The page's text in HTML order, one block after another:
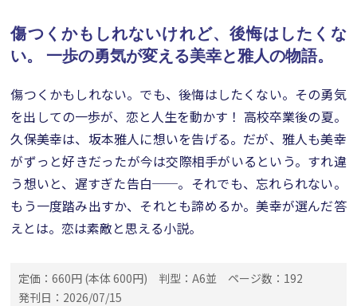
傷つくかもしれないけれど、後悔はしたくな
い。
一歩の勇気が変える美幸と雅人の物語。
傷つくかもしれない。でも、後悔はしたくない。その勇気
を出しての一歩が、恋と人生を動かす！ 高校卒業後の夏。
久保美幸は、坂本雅人に想いを告げる。だが、雅人も美幸
がずっと好きだったが今は交際相手がいるという。すれ違
う想いと、遅すぎた告白──。それでも、忘れられない。
もう一度踏み出すか、それとも諦めるか。美幸が選んだ答
えとは。恋は素敵と思える小説。
定価：660円 (本体 600円) 判型：A6並
ページ数：192
発刊日：2026/07/15